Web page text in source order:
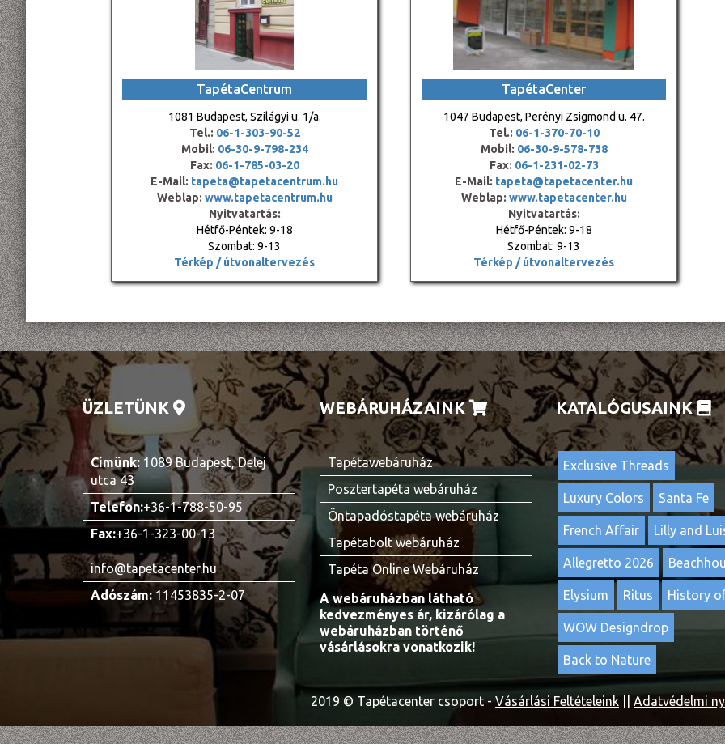
TapétaCentrum
1081 Budapest, Szilágyi u. 1/a.
Tel.: 06-1-303-90-52
Mobil: 06-30-9-798-234
Fax: 06-1-785-03-20
E-Mail: tapeta@tapetacentrum.hu
Weblap: www.tapetacentrum.hu
Nyitvatartás:
Hétfő-Péntek: 9-18
Szombat: 9-13
Térkép / útvonaltervezés
TapétaCenter
1047 Budapest, Perényi Zsigmond u. 47.
Tel.: 06-1-370-70-10
Mobil: 06-30-9-578-738
Fax: 06-1-231-02-73
E-Mail: tapeta@tapetacenter.hu
Weblap: www.tapetacenter.hu
Nyitvatartás:
Hétfő-Péntek: 9-18
Szombat: 9-13
Térkép / útvonaltervezés
ÜZLETÜNK
Címünk: 1089 Budapest, Delej
utca 43
Telefon:+36-1-788-50-95
Fax:+36-1-323-00-13
info@tapetacenter.hu
Adószám: 11453835-2-07
WEBÁRUHÁZAINK
Tapétawebáruház
Posztertapéta webáruház
Öntapadóstapéta webáruház
Tapétabolt webáruház
Tapéta Online Webáruház
A webáruházban látható
kedvezményes ár, kizárólag a
webáruházban történő
vásárlásokra vonatkozik!
KATALÓGUSAINK
Exclusive Threads
Luxury Colors Santa Fe
French Affair Lilly and
Allegretto 2026
Elysium Ritus History
WOW Designdrop
Back to Nature
2019 © Tapétacenter csoport -Vásárlási Feltételeink Adatvédelmi